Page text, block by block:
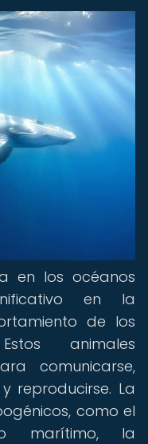
en los océanos
en la
de los
animales
comunicarse,
reproducirse. La
como el
marítimo, la